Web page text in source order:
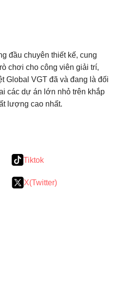
đầu chuyên thiết kế, cung
chơi cho công viên giải trí,
Global VGT đã và đang là đối
các dự án lớn nhỏ trên khắp
lượng cao nhất.
Tiktok
X(Twitter)